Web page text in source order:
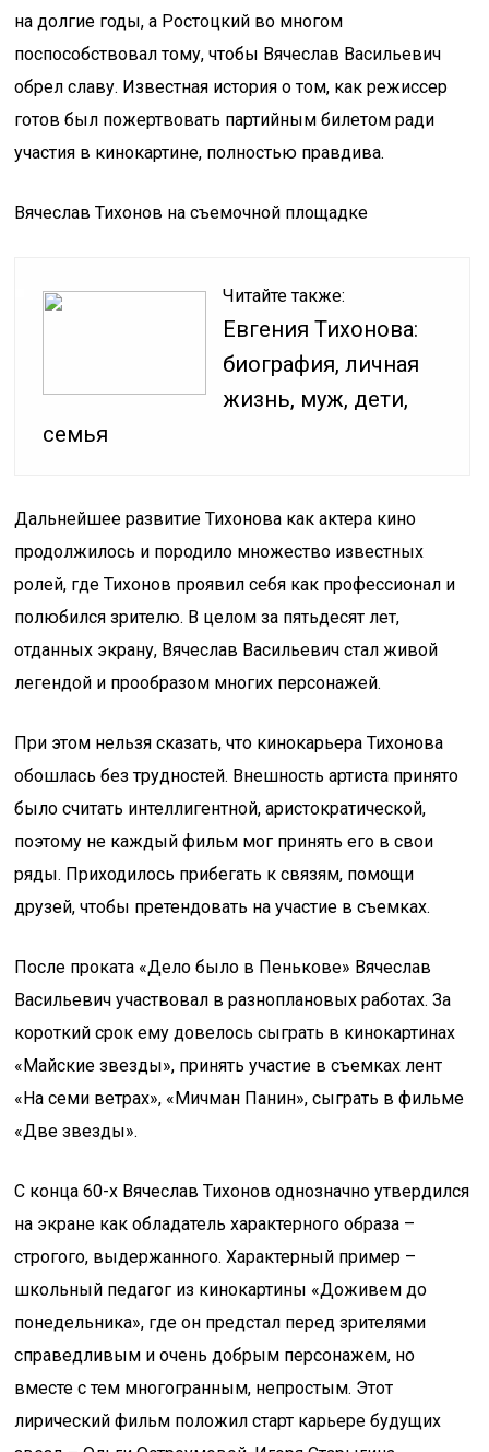
на долгие годы, а Ростоцкий во многом
поспособствовал тому, чтобы Вячеслав Васильевич
обрел славу. Известная история о том, как режиссер
готов был пожертвовать партийным билетом ради
участия в кинокартине, полностью правдива.
Вячеслав Тихонов на съемочной площадке
Читайте также:
Евгения Тихонова:
биография, личная
жизнь, муж, дети,
семья
Дальнейшее развитие Тихонова как актера кино
продолжилось и породило множество известных
ролей, где Тихонов проявил себя как профессионал и
полюбился зрителю. В целом за пятьдесят лет,
отданных экрану, Вячеслав Васильевич стал живой
легендой и прообразом многих персонажей.
При этом нельзя сказать, что кинокарьера Тихонова
обошлась без трудностей. Внешность артиста принято
было считать интеллигентной, аристократической,
поэтому не каждый фильм мог принять его в свои
ряды. Приходилось прибегать к связям, помощи
друзей, чтобы претендовать на участие в съемках.
После проката «Дело было в Пенькове» Вячеслав
Васильевич участвовал в разноплановых работах. За
короткий срок ему довелось сыграть в кинокартинах
«Майские звезды», принять участие в съемках лент
«На семи ветрах», «Мичман Панин», сыграть в фильме
«Две звезды».
С конца 60-х Вячеслав Тихонов однозначно утвердился
на экране как обладатель характерного образа –
строгого, выдержанного. Характерный пример –
школьный педагог из кинокартины «Доживем до
понедельника», где он предстал перед зрителями
справедливым и очень добрым персонажем, но
вместе с тем многогранным, непростым. Этот
лирический фильм положил старт карьере будущих